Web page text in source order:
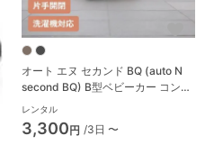
オート エヌ セカンド BQ (auto N
second BQ) B型ベビーカー コンビ
(Combi)
レンタル
3,300円 /3日 〜